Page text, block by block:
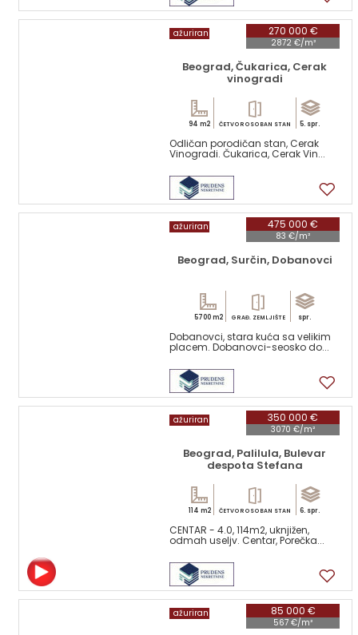
270 000 €
2872 €/m²
ažuriran
Beograd, Čukarica, Cerak
vinogradi
94 m2 ČETVOROSOBAN STAN 5. spr.
Odličan porodičan stan, Cerak
Vinogradi. Čukarica, Cerak Vin...
475 000 €
83 €/m²
ažuriran
Beograd, Surčin, Dobanovci
5700 m2 GRAĐ. ZEMLJIŠTE spr.
Dobanovci, stara kuća sa velikim
placem. Dobanovci-seosko do...
350 000 €
3070 €/m²
ažuriran
Beograd, Palilula, Bulevar
despota Stefana
114 m2 ČETVOROSOBAN STAN 6. spr.
CENTAR - 4.0, 114m2, uknjižen,
odmah useljv. Centar, Porečka...
85 000 €
567 €/m²
ažuriran